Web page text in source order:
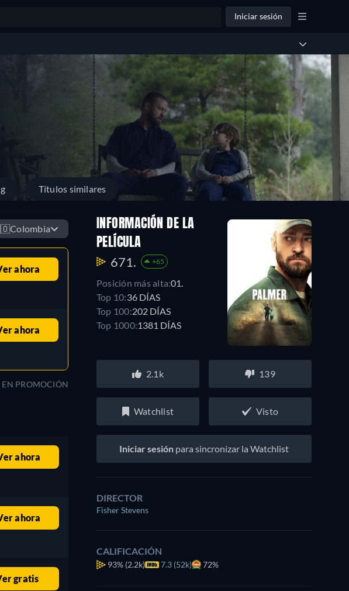
Iniciar sesión
Títulos similares
Colombia
ahora
ahora
EN PROMOCIÓN
ahora
ahora
gratis
INFORMACIÓN DE LA
PELÍCULA
671. +65
Posición más alta:01.
Top 10:36 DÍAS
Top 100:202 DÍAS
Top 1000:1381 DÍAS
2.1k 139
Watchlist Visto
Iniciar sesión para sincronizar la Watchlist
DIRECTOR
Fisher Stevens
CALIFICACIÓN
93% (2.2k) 7.3 (52k) 72%